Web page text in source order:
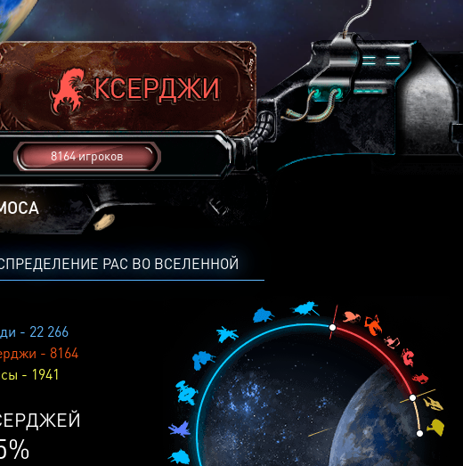
8164 игроков
РАС ВО ВСЕЛЕННОЙ
- 22 266
- 8164
- 1941